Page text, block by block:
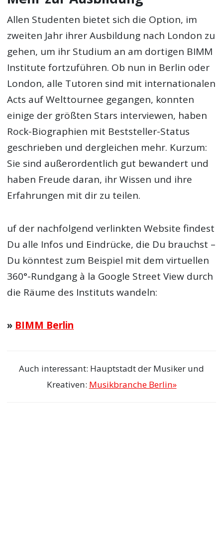
Allen Studenten bietet sich die Option, im
zweiten Jahr ihrer Ausbildung nach London zu
gehen, um ihr Studium an am dortigen BIMM
Institute fortzuführen. Ob nun in Berlin oder
London, alle Tutoren sind mit internationalen
Acts auf Welttournee gegangen, konnten
einige der größten Stars interviewen, haben
Rock-Biographien mit Beststeller-Status
geschrieben und dergleichen mehr. Kurzum:
Sie sind außerordentlich gut bewandert und
haben Freude daran, ihr Wissen und ihre
Erfahrungen mit dir zu teilen.
uf der nachfolgend verlinkten Website findest
Du alle Infos und Eindrücke, die Du brauchst –
Du könntest zum Beispiel mit dem virtuellen
360°-Rundgang à la Google Street View durch
die Räume des Instituts wandeln:
» BIMM Berlin
Auch interessant: Hauptstadt der Musiker und
Kreativen: Musikbranche Berlin»